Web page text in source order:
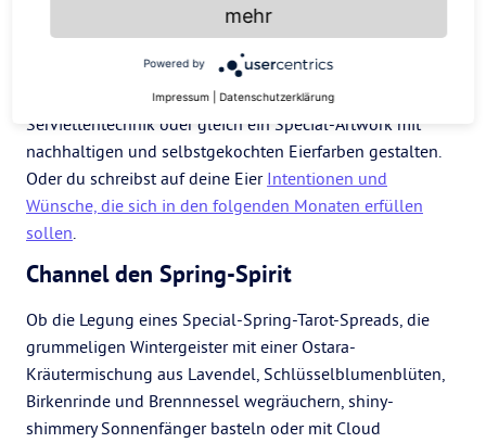
sich mit Pinsel und Farbe an Eiern ausgetobt. Darum darf
auch das auf deiner Ostara-Bucketlist nicht fehlen. Wann
hast du das letzte Mal (Oster-)Eier bemalt? Ob mit Gold
und Glitzer verzieren, fancy Muster aufstempeln, oldschool
Serviettentechnik oder gleich ein Special-Artwork mit
nachhaltigen und selbstgekochten Eierfarben gestalten.
Oder du schreibst auf deine Eier Intentionen und
Wünsche, die sich in den folgenden Monaten erfüllen
sollen.
Channel den Spring-Spirit
Ob die Legung eines Special-Spring-Tarot-Spreads, die
grummeligen Wintergeister mit einer Ostara-
Kräutermischung aus Lavendel, Schlüsselblumenblüten,
Birkenrinde und Brennnessel wegräuchern, shiny-
shimmery Sonnenfänger basteln oder mit Cloud
mehr
Powered by
Impressum Datenschutzerklärung